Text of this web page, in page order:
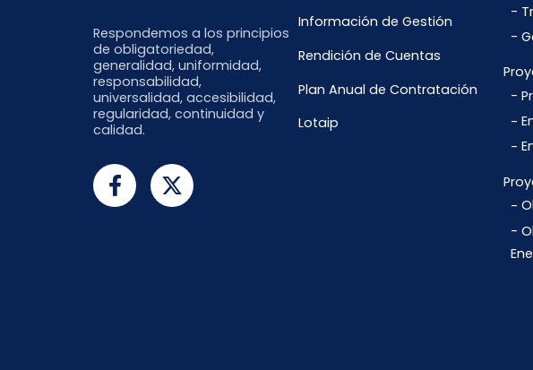
Respondemos a los principios
de obligatoriedad,
generalidad, uniformidad,
responsabilidad,
universalidad, accesibilidad,
regularidad, continuidad y
calidad.
Información de Gestión
Rendición de Cuentas
Plan Anual de Contratación
Lotaip